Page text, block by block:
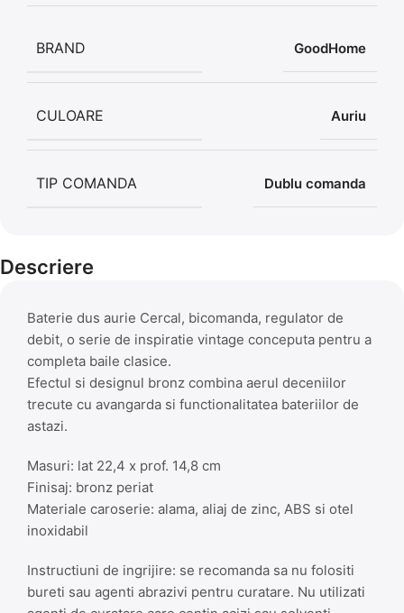
BRAND GoodHome
CULOARE Auriu
TIP COMANDA Dublu comanda
Descriere
Baterie dus aurie Cercal, bicomanda, regulator de
debit, o serie de inspiratie vintage conceputa pentru a
completa baile clasice.
Efectul si designul bronz combina aerul deceniilor
trecute cu avangarda si functionalitatea bateriilor de
astazi.
Masuri: lat 22,4 x prof. 14,8 cm
Finisaj: bronz periat
Materiale caroserie: alama, aliaj de zinc, ABS si otel
inoxidabil
Instructiuni de ingrijire: se recomanda sa nu folositi
bureti sau agenti abrazivi pentru curatare. Nu utilizati